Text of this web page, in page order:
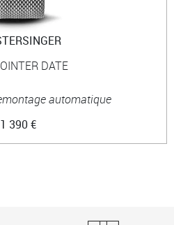
DATE
automatique
1 390 €